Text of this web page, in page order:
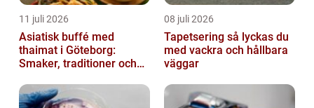
11 juli 2026
Asiatisk buffé med
thaimat i Göteborg:
Smaker, traditioner och
08 juli 2026
Tapetsering så lyckas du
med vackra och hållbara
väggar